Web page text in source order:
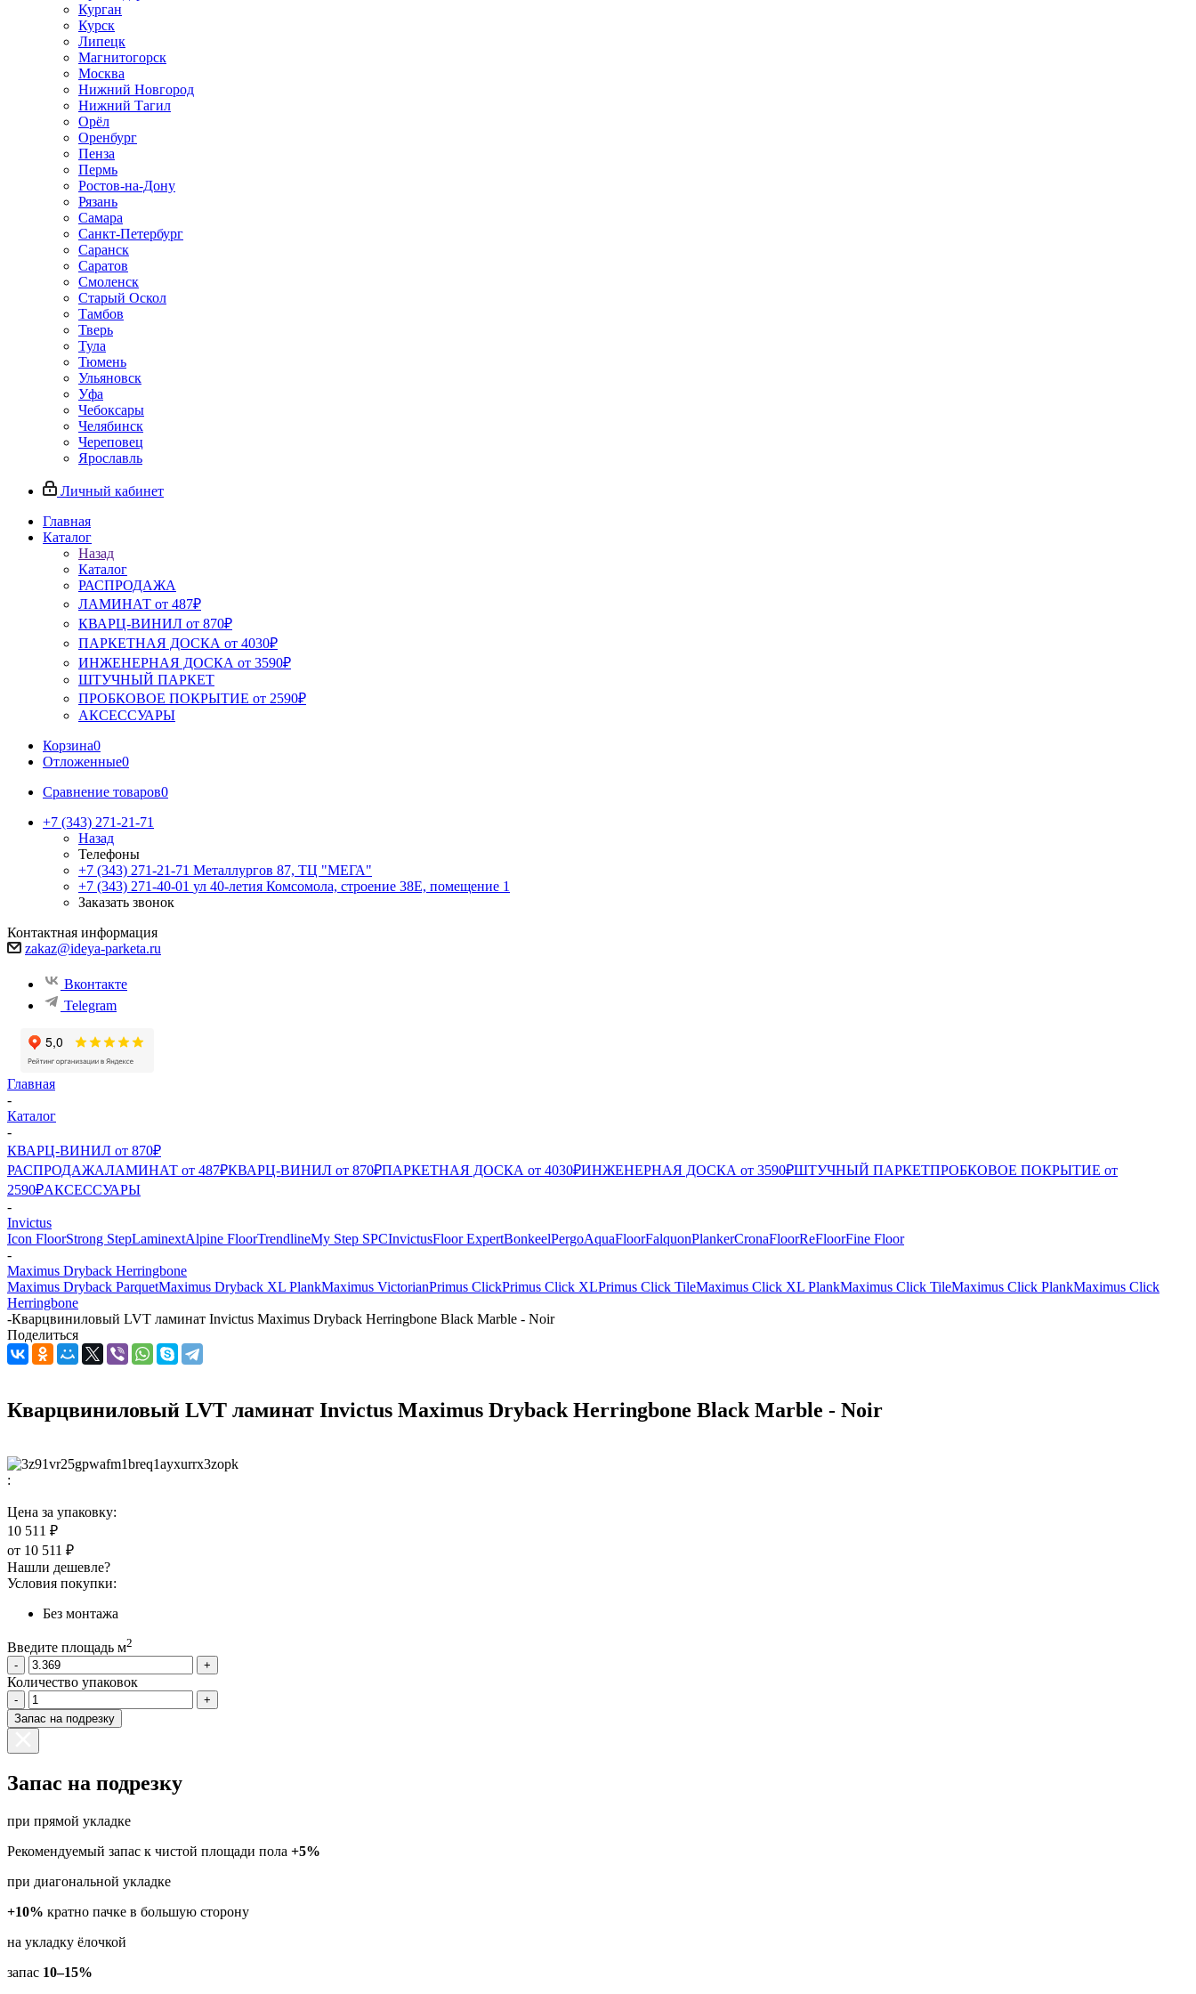
Курган
Курск
Липецк
Магнитогорск
Москва
Нижний Новгород
Нижний Тагил
Орёл
Оренбург
Пенза
Пермь
Ростов‑на‑Дону
Рязань
Самара
Санкт‑Петербург
Саранск
Саратов
Смоленск
Старый Оскол
Тамбов
Тверь
Тула
Тюмень
Ульяновск
Уфа
Чебоксары
Челябинск
Череповец
Ярославль
Личный кабинет
Главная
Каталог
Назад
Каталог
РАСПРОДАЖА
ЛАМИНАТ от 487₽
КВАРЦ-ВИНИЛ от 870₽
ПАРКЕТНАЯ ДОСКА от 4030₽
ИНЖЕНЕРНАЯ ДОСКА от 3590₽
ШТУЧНЫЙ ПАРКЕТ
ПРОБКОВОЕ ПОКРЫТИЕ от 2590₽
АКСЕССУАРЫ
Корзина0
Отложенные0
Сравнение товаров0
+7 (343) 271-21-71
Назад
Телефоны
+7 (343) 271-21-71 Металлургов 87, ТЦ "МЕГА"
+7 (343) 271-40-01 ул 40-летия Комсомола, строение 38Е, помещение 1
Заказать звонок
Контактная информация
zakaz@ideya-parketa.ru
Вконтакте
Telegram
Главная
-
Каталог
-
КВАРЦ-ВИНИЛ от 870₽
РАСПРОДАЖАЛАМИНАТ от 487₽КВАРЦ-ВИНИЛ от 870₽ПАРКЕТНАЯ ДОСКА от 4030₽ИНЖЕНЕРНАЯ ДОСКА от 3590₽ШТУЧНЫЙ ПАРКЕТПРОБКОВОЕ ПОКРЫТИЕ от
2590₽АКСЕССУАРЫ
-
Invictus
Icon FloorStrong StepLaminextAlpine FloorTrendlineMy Step SPCInvictusFloor ExpertBonkeelPergoAquaFloorFalquonPlankerCronaFloorReFloorFine Floor
-
Maximus Dryback Herringbone
Maximus Dryback ParquetMaximus Dryback XL PlankMaximus VictorianPrimus ClickPrimus Click XLPrimus Click TileMaximus Click XL PlankMaximus Click TileMaximus Click PlankMaximus Click
Herringbone
-Кварцвиниловый LVT ламинат Invictus Maximus Dryback Herringbone Black Marble - Noir
Поделиться
Кварцвиниловый LVT ламинат Invictus Maximus Dryback Herringbone Black Marble - Noir
:
Цена за упаковку:
10 511 ₽
от 10 511 ₽
Нашли дешевле?
Условия покупки:
Без монтажа
Введите площадь м2
-
+
Количество упаковок
-
+
Запас на подрезку
Запас на подрезку
при прямой укладке
Рекомендуемый запас к чистой площади пола +5%
при диагональной укладке
+10% кратно пачке в большую сторону
на укладку ёлочкой
запас 10–15%